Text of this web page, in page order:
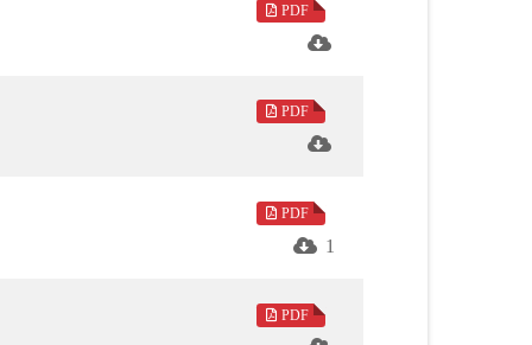
。台灣知名水彩畫家梁丹丰女士，緬憶
四代祖師，亦是佛光山祖師，憂國憂民
幹的精神在其修行實踐當中，宗仰上人
PDF
PDF
PDF
1
PDF